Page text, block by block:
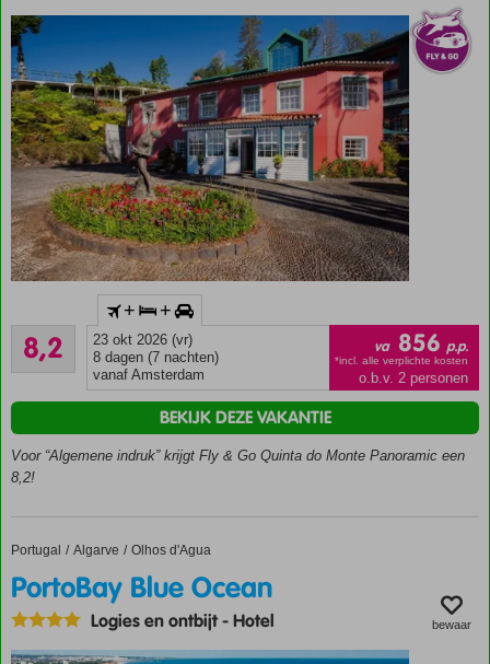
Gelegen
in het
historisch
dorpje
Omgeven
tuinen
Het
straalt
historie
charme
8,2
Zeer goed
6
beoordelingen
+ +
23 okt 2026 (vr)
8 dagen (7 nachten)
vanaf Amsterdam
va 856 p.p.
*incl. alle verplichte kosten
o.b.v. 2 personen
Voor “Algemene indruk” krijgt Fly & Go Quinta do Monte Panoramic een
8,2!
BEKIJK DEZE VAKANTIE
Home
Portugal Algarve Olhos d'Agua
PortoBay Blue Ocean
PortoBay Blue Ocean
Logies en ontbijt-Hotel bewaar